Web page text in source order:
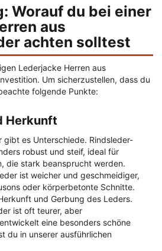
Worauf du bei einer
aus
achten solltest
Lederjacke Herren aus
Um sicherzustellen, dass du
folgende Punkte:
Herkunft
gibt es Unterschiede. Rindsleder-
robust und steif, ideal für
die stark beansprucht werden.
ist weicher und geschmeidiger,
oder körperbetonte Schnitte.
und Gerbung des Leders.
ist oft teurer, aber
eine besonders schöne
du in unserer ausführlichen